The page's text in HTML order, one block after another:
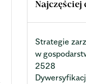
Najczęściej
Strategie
w
2528